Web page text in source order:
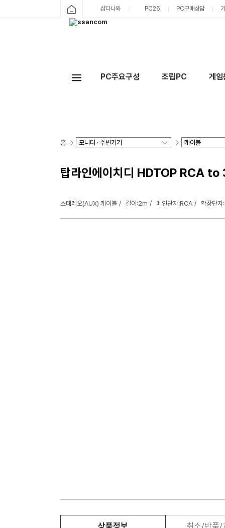
샵다나와 PC26 PC구매상담
PC주요구성 조립PC 게
홈
탑라인에이치디 HDTOP RCA
스테레오(AUX) 케이블 길이:2m 메인단자:RCA 확장단
상품정보 취소/반품/